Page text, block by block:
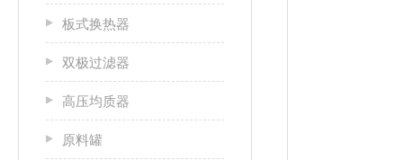
板式换热器
双极过滤器
高压均质器
原料罐